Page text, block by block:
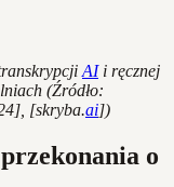
AIi ręcznej
(Źródło:
[skryba.ai])
o